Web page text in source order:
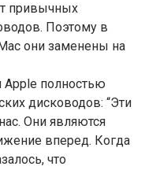
привычных
Поэтому в
они заменены на
полностью
дисководов: “Эти
Они являются
вперед. Когда
что